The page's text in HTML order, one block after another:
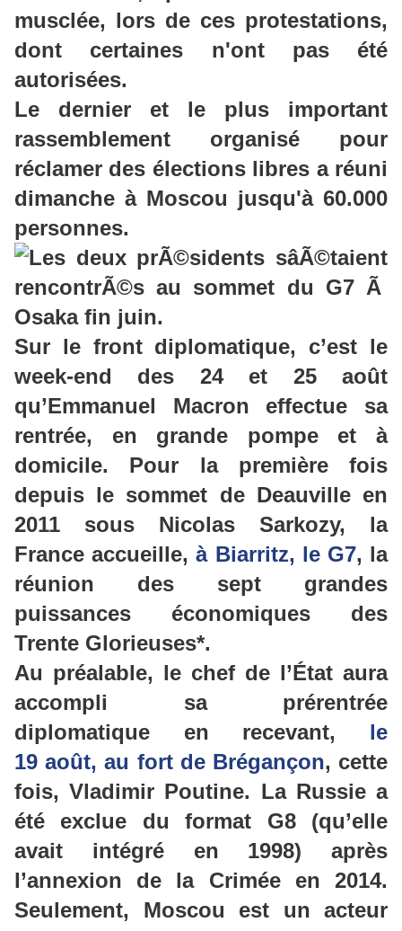
musclée, lors de ces protestations,
dont certaines n'ont pas été
autorisées.
Le dernier et le plus important
rassemblement organisé pour
réclamer des élections libres a réuni
dimanche à Moscou jusqu'à 60.000
personnes.
Sur le front diplomatique, c’est le
week-end des 24 et 25 août
qu’Emmanuel Macron effectue sa
rentrée, en grande pompe et à
domicile. Pour la première fois
depuis le sommet de Deauville en
2011 sous Nicolas Sarkozy, la
France accueille,à Biarritz, le G7, la
réunion des sept grandes
puissances économiques des
Trente Glorieuses*.
Au préalable, le chef de l’État aura
accompli sa prérentrée
diplomatique en recevant, le
19 août, au fort de Brégançon, cette
fois, Vladimir Poutine. La Russie a
été exclue du format G8 (qu’elle
avait intégré en 1998) après
l’annexion de la Crimée en 2014.
Seulement, Moscou est un acteur